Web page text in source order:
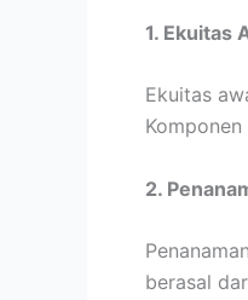
1. Ekuitas
Ekuitas
2.
berasal